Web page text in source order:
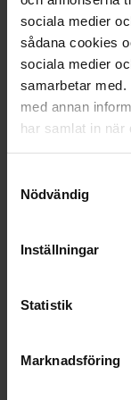
sociala medier
sådana cookies
sociala medier
samarbetar
med annan
har samlat in när
Nödvändig
Inställningar
Statistik
Marknadsföring
Skapa
Vid vårt
annonsen.
dina
Symbol
Dikt, vers
Vilka
Övrig
klädsel
Var kan